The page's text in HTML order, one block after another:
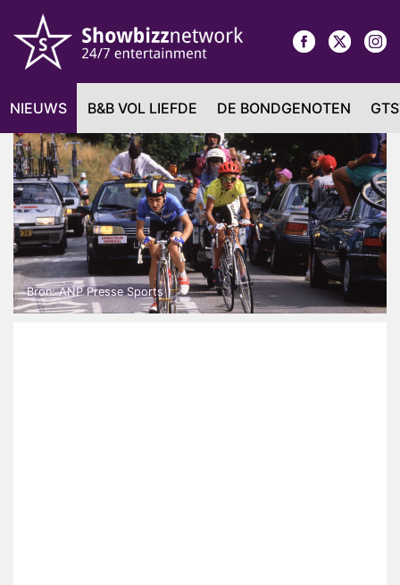
NIEUWS B&B VOL LIEFDE DE BONDGENOTEN
Bron: ANP Presse Sports